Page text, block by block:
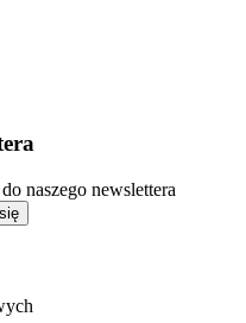
naszego newslettera